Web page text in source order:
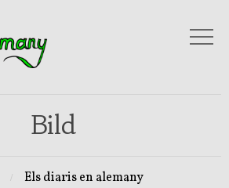
Bild
Els diaris en alemany